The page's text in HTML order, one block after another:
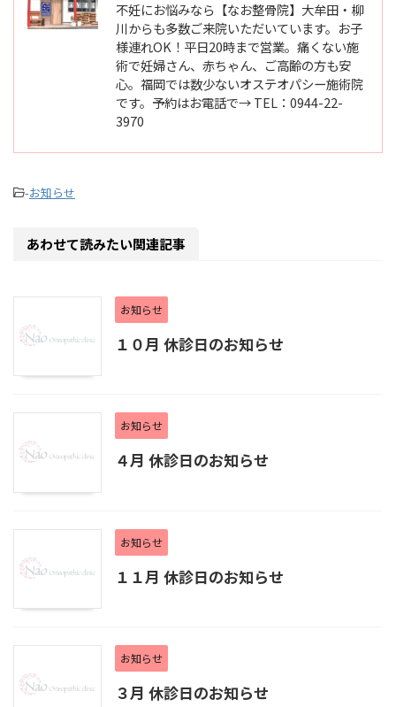
不妊にお悩みなら【なお整骨院】大牟田・柳
川からも多数ご来院いただいています。お子
様連れOK！平日20時まで営業。痛くない施
術で妊婦さん、赤ちゃん、ご高齢の方も安
心。福岡では数少ないオステオパシー施術院
です。予約はお電話で→ TEL：0944-22-
3970
-お知らせ
あわせて読みたい関連記事
お知らせ
１０月 休診日のお知らせ
お知らせ
４月 休診日のお知らせ
お知らせ
１１月 休診日のお知らせ
お知らせ
３月 休診日のお知らせ